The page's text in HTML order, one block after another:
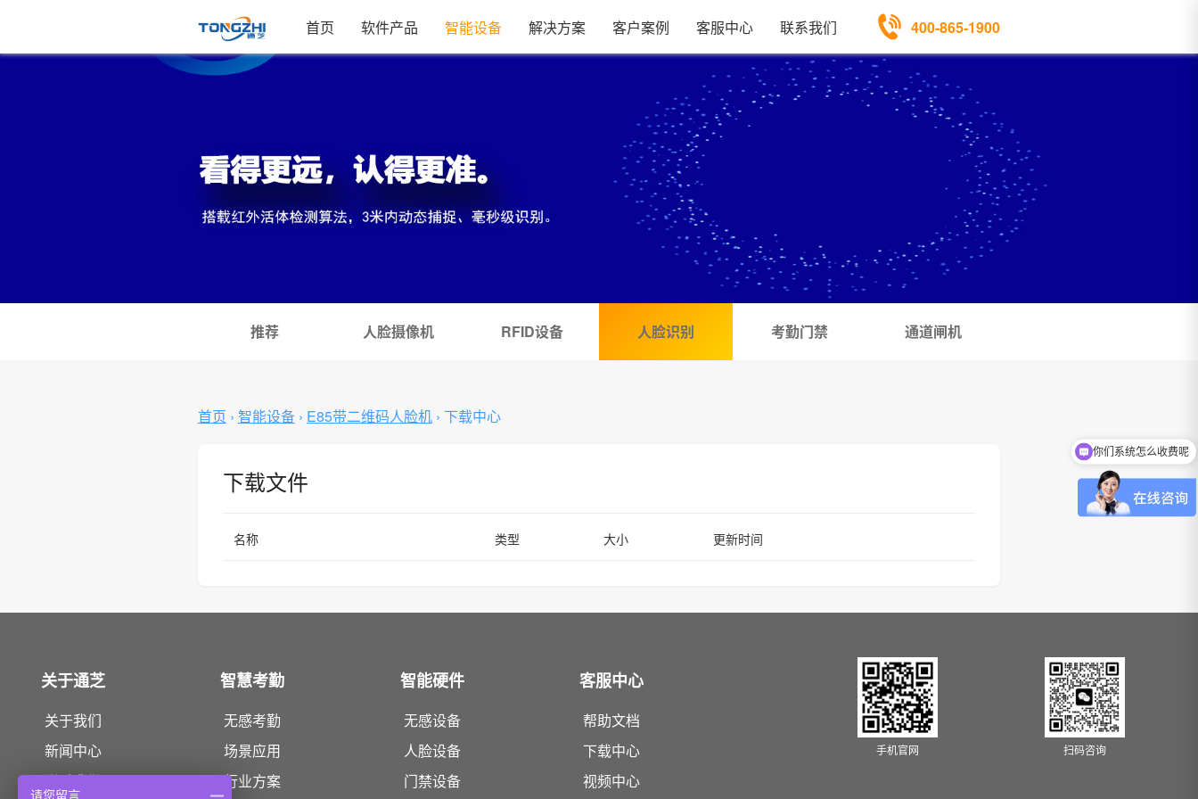
首页 软件产品 智能设备 解决方案 客户案例 客服中心 联系我们 400-865-1900
推荐 人脸摄像机 RFID设备 人脸识别 考勤门禁 通道闸机
首页 › 智能设备› E85带二维码人脸机› 下载中心
下载文件
名称 类型 大小 更新时间
关于通芝
关于我们
新闻中心
智慧考勤
无感考勤
场景应用
行业方案
智能硬件
无感设备
人脸设备
门禁设备
客服中心
帮助文档
下载中心
视频中心
手机官网 扫码咨询
你们系统怎么收费呢
请您留言